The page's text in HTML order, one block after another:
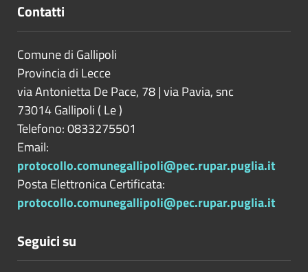
Contatti
Comune di Gallipoli
Provincia di Lecce
via Antonietta De Pace, 78 | via Pavia, snc
73014Gallipoli ( Le)
Telefono: 0833275501
Email:
protocollo.comunegallipoli@pec.rupar.puglia.it
Posta Elettronica Certificata:
protocollo.comunegallipoli@pec.rupar.puglia.it
Seguici su